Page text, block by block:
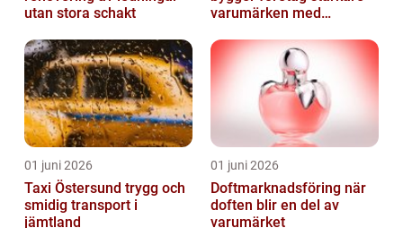
utan stora schakt
varumärken med
01 juni 2026
Taxi Östersund trygg och
smidig transport i
jämtland
01 juni 2026
Doftmarknadsföring när
doften blir en del av
varumärket